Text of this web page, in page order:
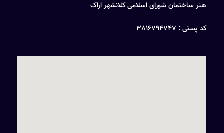
هنر ساختمان شورای اسلامی کلانشهر اراک
کد پستی : 3816794747